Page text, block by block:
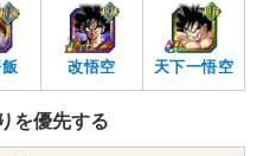
改悟空 天下一悟空
を優先する